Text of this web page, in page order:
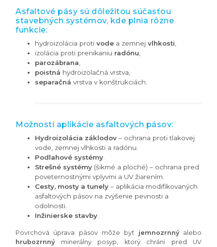
Asfaltové pásy sú dôležitou súčasťou
stavebných systémov, kde plnia rôzne
funkcie:
hydroizolácia proti vode a zemnej vlhkosti
izolácia proti prenikaniu radónu
parozábrana
poistná hydroizolačná vrstva,
separačná vrstva v konštrukciách.
Možnosti aplikácie asfaltových pásov:
Hydroizolácia záklodov – ochrana proti tlakovej
vode, zemnej vlhkosti a radónu.
Podlahové systémy
Strešné systémy (šikmé a ploché) – ochrana pred
poveternostnými vplyvmi a UV žiarením.
Cesty, mosty a tunely – aplikácia modifikovaných
asfaltových pásov na zvýšenie pevnosti a
odolnosti.
Inžinierske stavby
Povrchová úprava pásov môže byť jemnozrnnýalebo
hrubozrnnýminerálny posyp, ktorý chráni pred UV